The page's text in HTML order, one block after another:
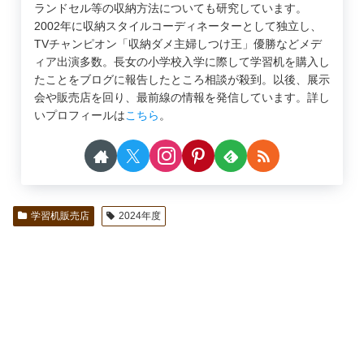
ランドセル等の収納方法についても研究しています。
2002年に収納スタイルコーディネーターとして独立し、
TVチャンピオン「収納ダメ主婦しつけ王」優勝などメデ
ィア出演多数。長女の小学校入学に際して学習机を購入し
たことをブログに報告したところ相談が殺到。以後、展示
会や販売店を回り、最前線の情報を発信しています。詳し
いプロフィールはこちら 。
学習机販売店 2024年度